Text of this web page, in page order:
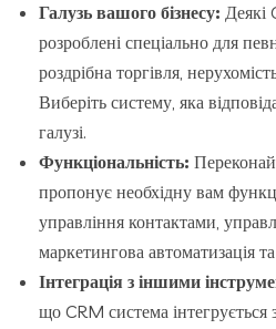
Галузь вашого бізнесу: Деякі
розроблені спеціально для
роздрібна торгівля,
Виберіть систему, яка
галузі.
Функціональність:
пропонує необхідну вам
управління контактами,
маркетингова автоматизація
Інтеграція з іншими
що CRM система інтегрується